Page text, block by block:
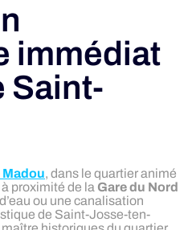
immédiat
Saint-
Madou, dans le quartier animé
proximité de la Gare du Nord
ou une canalisation
de Saint-Josse-ten-